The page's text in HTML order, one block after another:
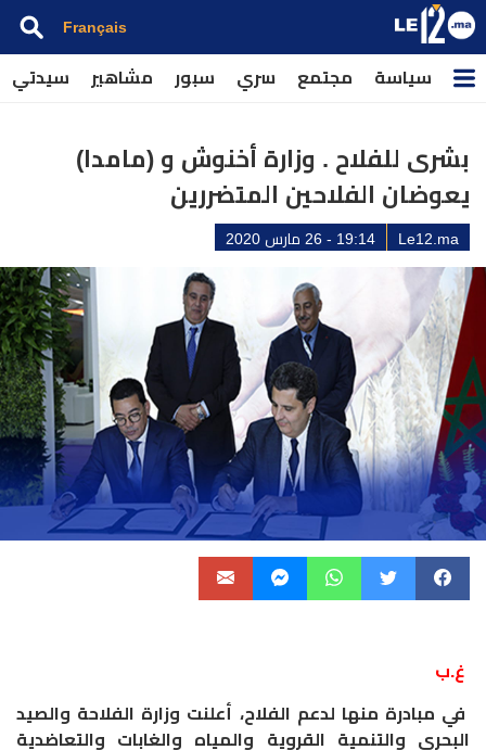
Français
سياسة مجتمع سري سبور مشاهير سيدتي
بشرى للفلاح . وزارة أخنوش و (مامدا)
يعوضان الفلاحين المتضررين
Le12.ma 19:14 - 26 مارس 2020
غ.ب
في مبادرة منها لدعم الفلاح، أعلنت وزارة الفلاحة والصيد
البحري والتنمية القروية والمياه والغابات والتعاضدية